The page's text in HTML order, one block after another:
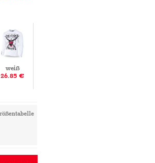
weiß
26.85 €